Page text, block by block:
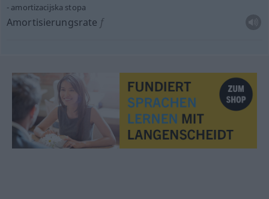
amortizacijska stopa
Amortisierungsrate f